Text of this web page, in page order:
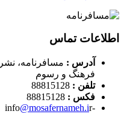
اطلاعات تماس
آدرس : مسافرنامه،
فرهنگ و رسوم
تلفن :
فکس :
-info
@mosafernameh.ir